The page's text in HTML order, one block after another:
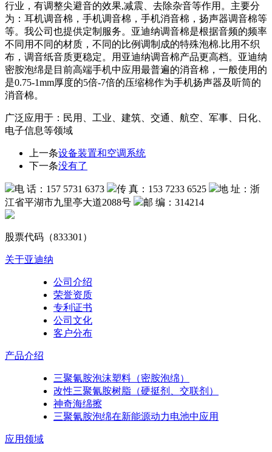
行业，有调整尖避音的效果,减震、去除杂音等作用。主要分
为：耳机调音棉，手机调音棉，手机消音棉，扬声器调音棉等
等。我公司也提供定制服务。亚迪纳调音棉是根据音频的频率
不同用不同的材质，不同的比例调制成的特殊泡棉.比用不织
布，调音纸音质更稳定。用亚迪纳调音棉产品更高档。亚迪纳
密胺泡绵是目前高端手机中应用最普遍的消音棉，一般使用的
是0.75-1mm厚度的5倍-7倍的压缩棉作为手机扬声器及听筒的
消音棉。
广泛应用于：民用、工业、建筑、交通、航空、军事、日化、
电子信息等领域
上一条设备装置和空调系统
下一条没有了
电 话：157 5731 6373 传 真：153 7233 6525
地 址：浙
江省平湖市九里亭大道2088号
邮 编：314214
股票代码（833301）
关于亚迪纳
公司介绍
荣誉资质
专利证书
公司文化
客户分布
产品介绍
三聚氰胺泡沫塑料（密胺泡绵）
改性三聚氰胺树脂（硬挺剂、交联剂）
神奇海绵擦
三聚氰胺泡绵在新能源动力电池中应用
应用领域